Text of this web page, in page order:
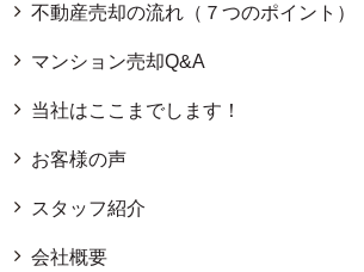
不動産売却の流れ（７つのポイント）
マンション売却Q&A
当社はここまでします！
お客様の声
スタッフ紹介
会社概要